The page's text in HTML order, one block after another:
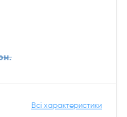
Всі характеристики